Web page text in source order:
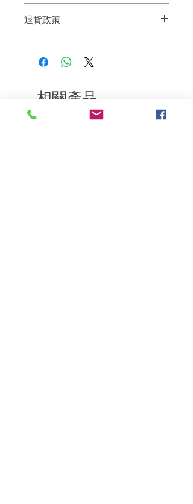
頭髮6-10 英寸，噴在髮根上。等待30 秒，
退貨政策
到我們的產品後的前7天內通過電子郵件
相關產品